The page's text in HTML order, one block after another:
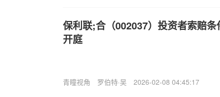
保利联;合（002037）投资者索赔
开庭
青瞳视角 罗伯特·吴 2026-02-08 04:45:17